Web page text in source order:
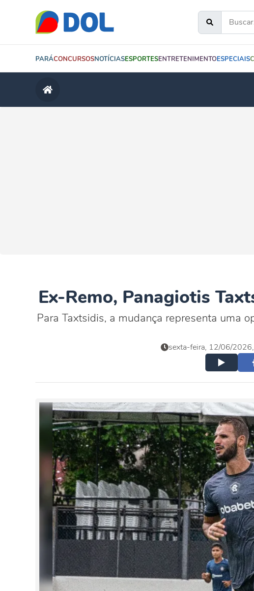
PARÁCONCURSOSNOTÍCIASESPORTESENTRETENIMENTOESPECIAIS
Ex-Remo, Panagiotis
Para Taxtsidis, a mudança representa uma
sexta-feira, 12/06/